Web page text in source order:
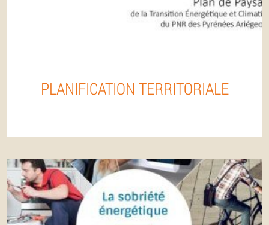
PLANIFICATION TERRITORIALE